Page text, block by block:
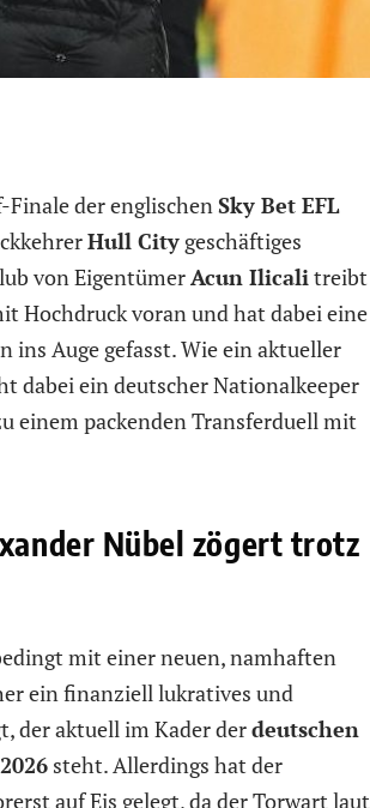
der englischenSky Bet EFL
Hull City geschäftiges
von EigentümerAcun Ilicalitreibt
Hochdruck voran und hat dabei eine
ins Auge gefasst. Wie ein aktueller
dabei ein deutscher Nationalkeeper
einem packenden Transferduell mit
Nübel zögert trotz
mit einer neuen, namhaften
ein finanziell lukratives und
der aktuell im Kader derdeutschen
steht. Allerdings hat der
auf Eis gelegt, da der Torwart laut